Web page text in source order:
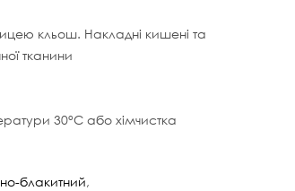
кльош. Накладні кишені та
тканини
30°C або хімчистка
блакитний,